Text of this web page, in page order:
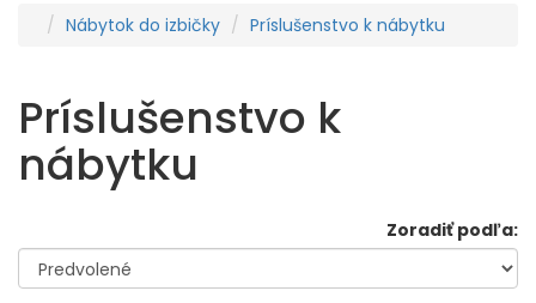
Nábytok do izbičky Príslušenstvo k nábytku
Príslušenstvo k
nábytku
Zoradiť podľa: